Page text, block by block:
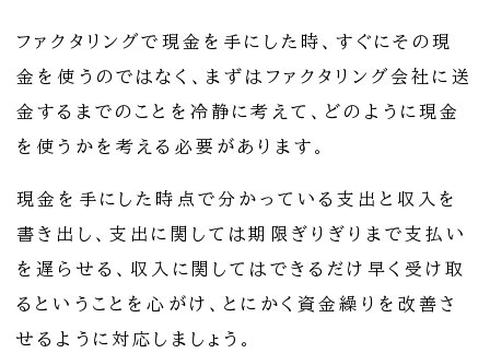
ファクタリングで現金を手にした時、すぐにその現
金を使うのではなく、まずはファクタリング会社に送
金するまでのことを冷静に考えて、どのように現金
を使うかを考える必要があります。
現金を手にした時点で分かっている支出と収入を
書き出し、支出に関しては期限ぎりぎりまで支払い
を遅らせる、収入に関してはできるだけ早く受け取
るということを心がけ、とにかく資金繰りを改善さ
せるように対応しましょう。